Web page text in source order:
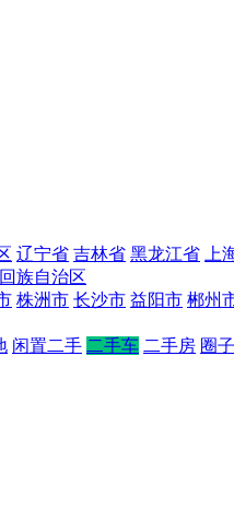
辽宁省 吉林省 黑龙江省 上
族自治区
株洲市 长沙市 益阳市 郴州
闲置二手 二手车 二手房 圈子